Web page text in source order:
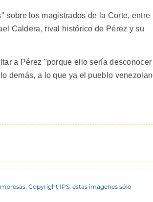
sobre los magistrados de la Corte, entre
Caldera, rival histórico de Pérez y su
a Pérez "porque ello sería desconocer
demás, a lo que ya el pueblo
Copyright IPS, estas imágenes sólo